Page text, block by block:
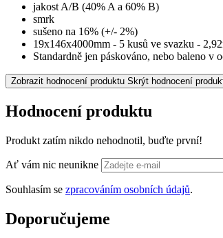
jakost A/B (40% A a 60% B)
smrk
sušeno na 16% (+/- 2%)
19x146x4000mm - 5 kusů ve svazku -
Standardně jen páskováno, nebo baleno v
Zobrazit hodnocení produktu Skrýt hodnocení
Hodnocení produktu
Produkt zatím nikdo nehodnotil, buďte první!
Ať vám nic neunikne
Souhlasím se zpracováním osobních údajů.
Doporučujeme